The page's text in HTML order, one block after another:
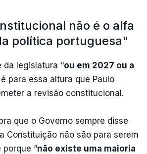
não é o alfa
política portuguesa"
da legislatura “ou em 2027 ou a
é para essa altura que Paulo
a revisão constitucional.
que o Governo sempre disse
Constituição não são para serem
“não existe uma maioria